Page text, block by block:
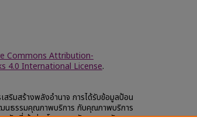
Commons Attribution-
4.0 International License.
ริมสร้างพลังอำนาจ การได้รับข้อมูลป้อน
นธรรมคุณภาพบริการ กับคุณภาพบริการ
รัฐ ที่เข้าร่วมโครงการพัฒนาและรับรอง